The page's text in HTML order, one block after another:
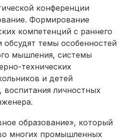
конференции
Формирование
компетенций с раннего
обсудят темы особенностей
мышления, системы
технических
и детей
воспитания личностных
образование», который
многих промышленных